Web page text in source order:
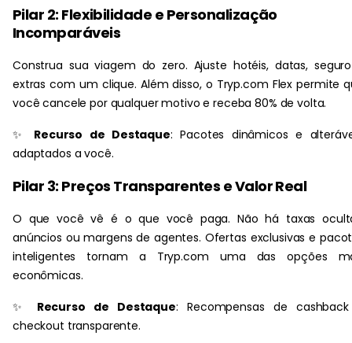
Pilar 2: Flexibilidade e Personalização
Incomparáveis
Construa sua viagem do zero. Ajuste hotéis, datas,
extras com um clique. Além disso, o Tryp.com Flex permite
você cancele por qualquer motivo e receba 80% de volta.
✨ Recurso de Destaque: Pacotes dinâmicos e
adaptados a você.
Pilar 3: Preços Transparentes e Valor Real
O que você vê é o que você paga. Não há taxas
anúncios ou margens de agentes. Ofertas exclusivas e
inteligentes tornam a Tryp.com uma das opções
econômicas.
✨ Recurso de Destaque: Recompensas de
checkout transparente.